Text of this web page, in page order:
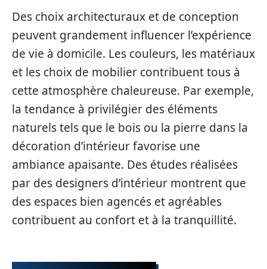
Des choix architecturaux et de conception
peuvent grandement influencer l’expérience
de vie à domicile. Les couleurs, les matériaux
et les choix de mobilier contribuent tous à
cette atmosphère chaleureuse. Par exemple,
la tendance à privilégier des éléments
naturels tels que le bois ou la pierre dans la
décoration d’intérieur favorise une
ambiance apaisante. Des études réalisées
par des designers d’intérieur montrent que
des espaces bien agencés et agréables
contribuent au confort et à la tranquillité.